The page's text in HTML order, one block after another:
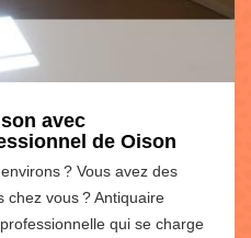
avec
de Oison
? Vous avez des
chez vous ? Antiquaire
qui se charge